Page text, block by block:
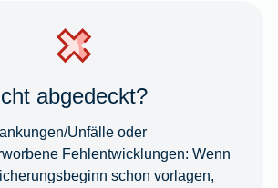
abgedeckt?
Unfälle oder
Fehlentwicklungen: Wenn
schon vorlagen,